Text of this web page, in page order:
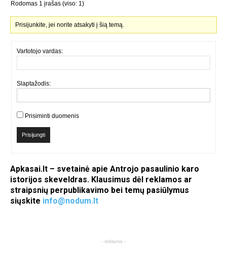
Rodomas 1 įrašas (viso: 1)
Prisijunkite, jei norite atsakyti į šią temą.
Vartotojo vardas:
Slaptažodis:
Prisiminti duomenis
Prisijungti
Apkasai.lt – svetainė apie Antrojo pasaulinio karo
istorijos skeveldras. Klausimus dėl reklamos ar
straipsnių perpublikavimo bei temų pasiūlymus
siųskite info@nodum.lt
- reklama -